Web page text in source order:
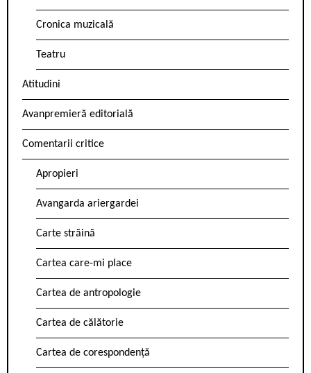
Cronica muzicală
Teatru
Atitudini
Avanpremieră editorială
Comentarii critice
Apropieri
Avangarda ariergardei
Carte străină
Cartea care-mi place
Cartea de antropologie
Cartea de călătorie
Cartea de corespondență